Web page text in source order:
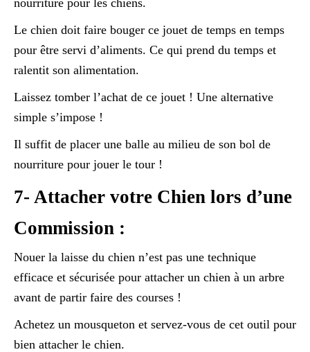
Le chien doit faire bouger ce jouet de temps en temps
pour être servi d’aliments. Ce qui prend du temps et
ralentit son alimentation.
Laissez tomber l’achat de ce jouet ! Une alternative
simple s’impose !
Il suffit de placer une balle au milieu de son bol de
nourriture pour jouer le tour !
7- Attacher votre Chien lors d’une
Commission :
Nouer la laisse du chien n’est pas une technique
efficace et sécurisée pour attacher un chien à un arbre
avant de partir faire des courses !
Achetez un mousqueton et servez-vous de cet outil pour
bien attacher le chien.